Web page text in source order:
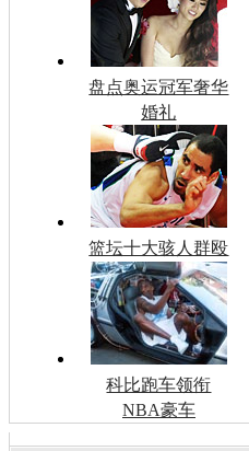
盘点奥运冠军奢华
婚礼
篮坛十大骇人群殴
科比跑车领衔
NBA豪车